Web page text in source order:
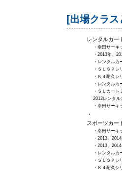
[出場クラ
レンタルカー
・幸田サー
・2013年、
・レンタルカ
・ＳＬＳＰシ
・Ｋ４耐久シ
・レンタル
・ＳＬカー
2012レンタル
・幸田サーキ
・
スポーツカー
・幸田サー
・2013、
・2013、
・レンタルカ
・ＳＬＳＰシ
・Ｋ４耐久シ